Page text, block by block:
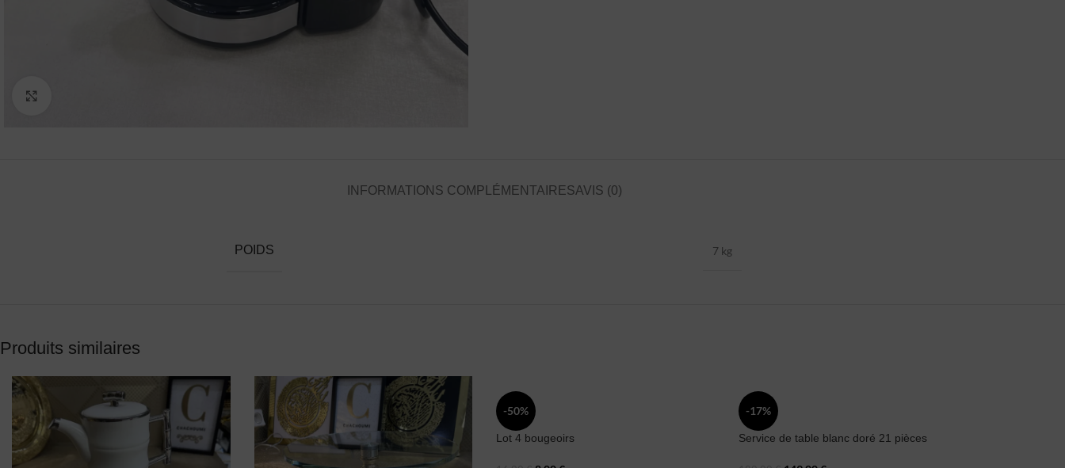
INFORMATIONS COMPLÉMENTAIRESAVIS (0)
POIDS 7 kg
Produits similaires
-50%
Lot 4 bougeoirs
-17%
Service de table blanc doré 21 pièces